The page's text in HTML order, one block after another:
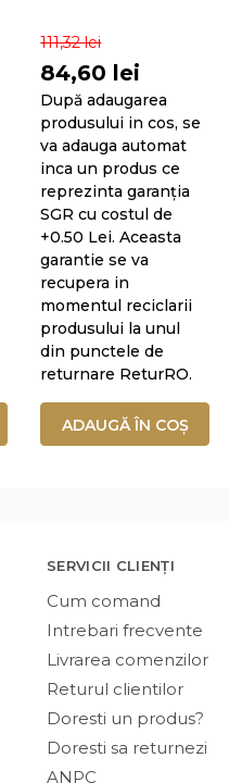
111,32lei
84,60 lei
După adaugarea
produsului in cos, se
va adauga automat
inca un produs ce
reprezinta garanția
SGR cu costul de
+0.50 Lei. Aceasta
garantie se va
recupera in
momentul reciclarii
produsului la unul
din punctele de
returnare ReturRO.
ADAUGĂ ÎN COȘ
SERVICII CLIENȚI
Cum comand
Intrebari frecvente
Livrarea comenzilor
Returul clientilor
Doresti un produs?
Doresti sa returnezi
ANPC